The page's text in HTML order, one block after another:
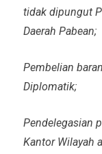
tidak dipungut
Daerah Pabean;
Pembelian
Diplomatik;
Pendelegasian
Kantor Wilayah